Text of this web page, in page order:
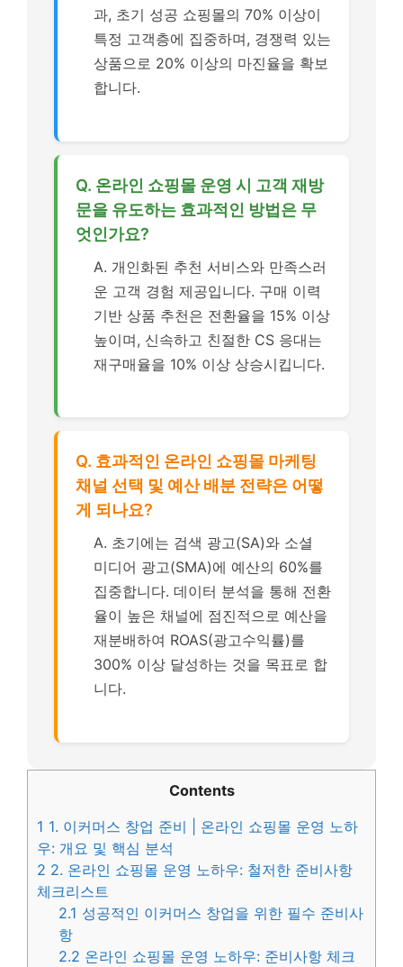
과, 초기 성공 쇼핑몰의 70% 이상이
특정 고객층에 집중하며, 경쟁력 있는
상품으로 20% 이상의 마진율을 확보
합니다.
Q. 온라인 쇼핑몰 운영 시 고객 재방
문을 유도하는 효과적인 방법은 무
엇인가요?
A. 개인화된 추천 서비스와 만족스러
운 고객 경험 제공입니다. 구매 이력
기반 상품 추천은 전환율을 15% 이상
높이며, 신속하고 친절한 CS 응대는
재구매율을 10% 이상 상승시킵니다.
Q. 효과적인 온라인 쇼핑몰 마케팅
채널 선택 및 예산 배분 전략은 어떻
게 되나요?
A. 초기에는 검색 광고(SA)와 소셜
미디어 광고(SMA)에 예산의 60%를
집중합니다. 데이터 분석을 통해 전환
율이 높은 채널에 점진적으로 예산을
재분배하여 ROAS(광고수익률)를
300% 이상 달성하는 것을 목표로 합
니다.
Contents
1 1. 이커머스 창업 준비 | 온라인 쇼핑몰 운영 노하
우: 개요 및 핵심 분석
2 2. 온라인 쇼핑몰 운영 노하우: 철저한 준비사항
체크리스트
2.1 성공적인 이커머스 창업을 위한 필수 준비사
항
2.2 온라인 쇼핑몰 운영 노하우: 준비사항 체크